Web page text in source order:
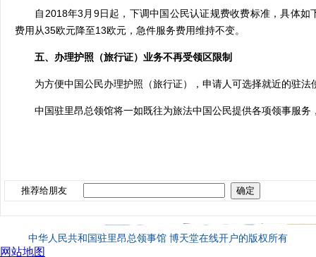
自 2018年3 月 9日起，下调中国公民认证规费收费标准，具体如
费用从35欧元降至13欧元，急件服务费用维持不变。
五、办理护照（旅行证）业务不再受领区限制
为方便中国公民办理护照（旅行证），申请人可选择就近的驻
中国驻里昂总领馆将一如既往为旅法中国公民提供各项领事服
推荐给朋友
中华人民共和国驻里昂总领事馆 博天堂在线开户的版权所有
网站地图